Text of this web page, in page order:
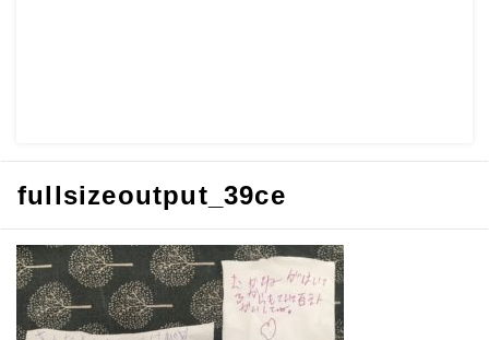
fullsizeoutput_39ce